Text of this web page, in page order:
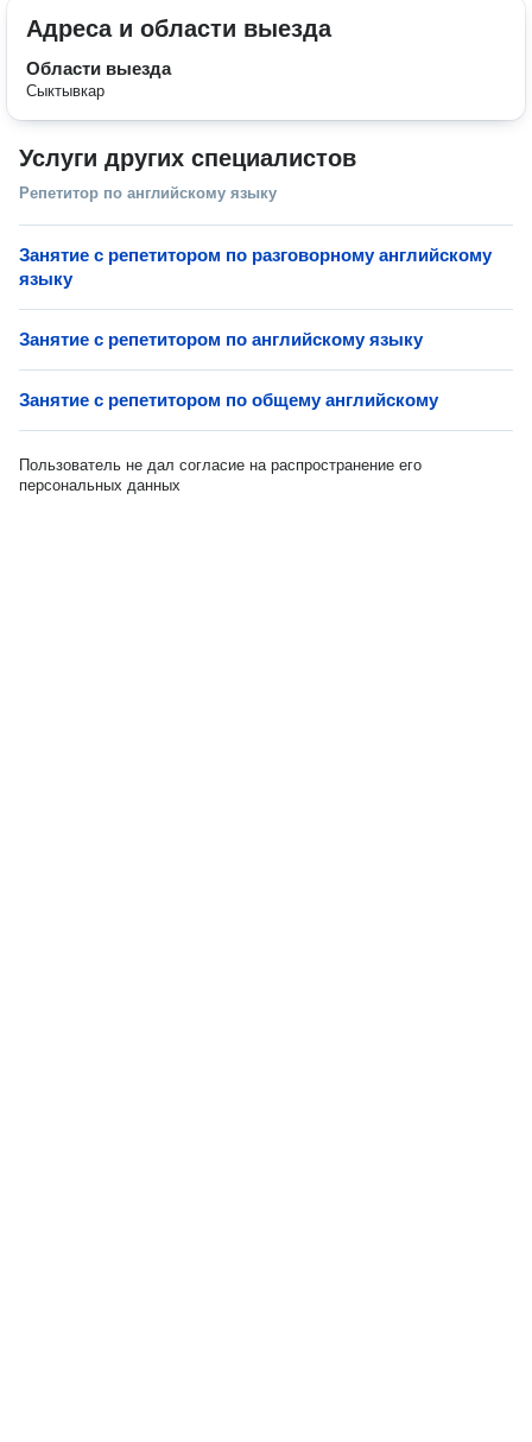
Адреса и области выезда
Области выезда
Сыктывкар
Услуги других специалистов
Репетитор по английскому языку
Занятие с репетитором по разговорному английскому
языку
Занятие с репетитором по английскому языку
Занятие с репетитором по общему английскому
Пользователь не дал согласие на распространение его
персональных данных